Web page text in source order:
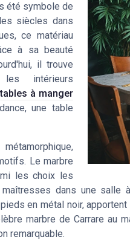
été symbole de
siècles dans
ce matériau
à sa beauté
il trouve
intérieurs
tables à manger
une table
Le marbre
les choix les
dans une salle
en métal noir,
marbre de Carrare au
remarquable.